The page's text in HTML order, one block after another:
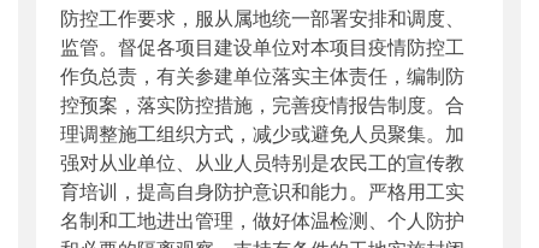
防控工作要求，服从属地统一部署安排和调度、
监管。督促各项目建设单位对本项目疫情防控工
作负总责，有关参建单位落实主体责任，编制防
控预案，落实防控措施，完善疫情报告制度。合
理调整施工组织方式，减少或避免人员聚集。加
强对从业单位、从业人员特别是农民工的宣传教
育培训，提高自身防护意识和能力。严格用工实
名制和工地进出管理，做好体温检测、个人防护